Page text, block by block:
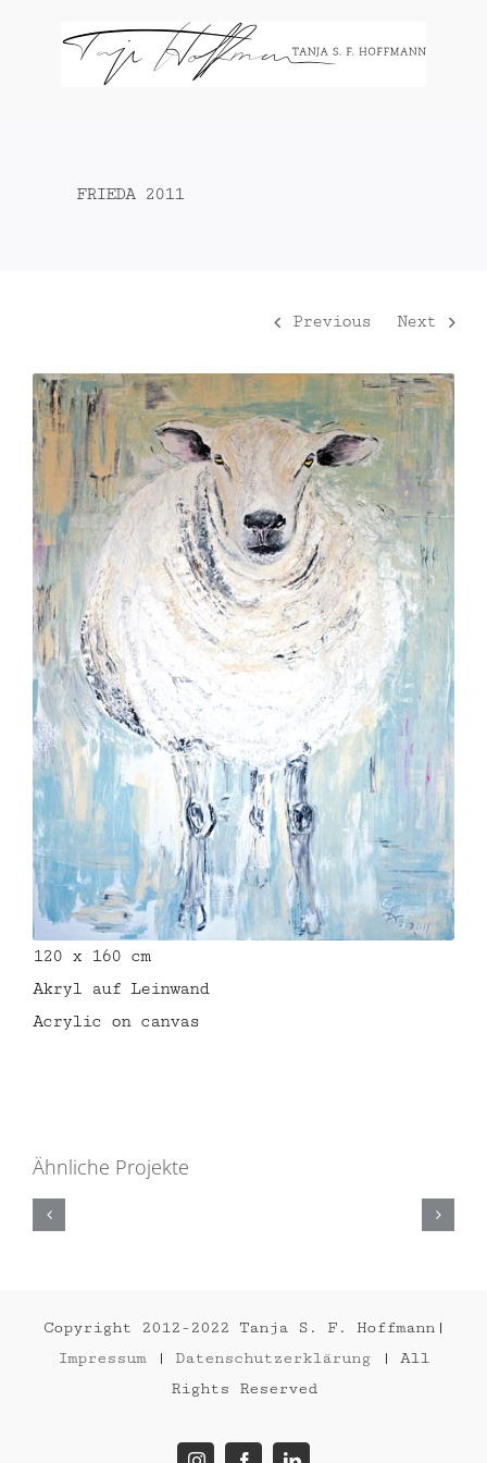
FRIEDA 2011
Previous Next
120 x 160 cm
Akryl auf Leinwand
Acrylic on canvas
Ähnliche Projekte
Copyright 2012-2022 Tanja S. F. Hoffmann|
Impressum| Datenschutzerklärung | All
Rights Reserved